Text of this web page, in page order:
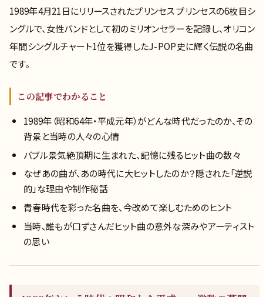
1989年4月21日にリリースされたプリンセス プリンセスの6枚目シ
ングルで、女性バンドとして初のミリオンセラーを記録し、オリコン
年間シングルチャート1位を獲得したJ-POP史に輝く伝説の名曲
です。
この記事でわかること
1989年（昭和64年・平成元年）がどんな時代だったのか、その
背景と当時の人々の心情
バブル景気絶頂期に生まれた、記憶に残るヒット曲の数々
なぜあの曲が、あの時代に大ヒットしたのか？隠された「逆説
的」な理由や制作秘話
青春時代を彩った名曲を、今改めて楽しむためのヒント
当時、誰もが口ずさんだヒット曲の意外な深みやアーティスト
の思い